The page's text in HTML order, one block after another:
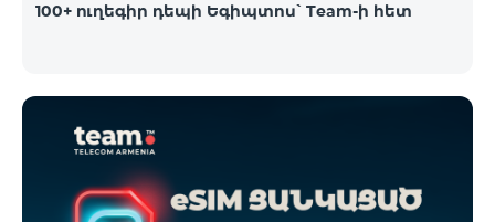
100+ ուղեգիր դեպի Եգիպտոս՝ Team-ի հետ